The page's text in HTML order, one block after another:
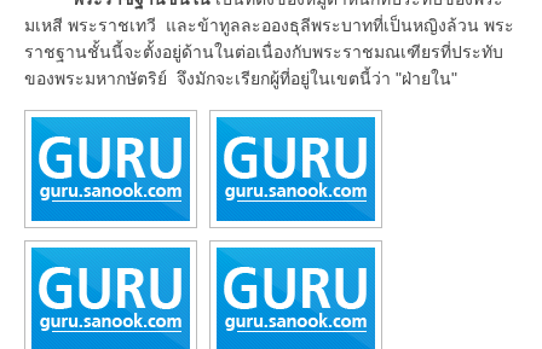
มเหสี พระราชเทวี และข้าทูลละอองธุลีพระบาทที่เป็นหญิงล้วน พระ
ราชฐานชั้นนี้จะตั้งอยู่ด้านในต่อเนื่องกับพระราชมณเฑียรที่ประทับ
ของพระมหากษัตริย์ จึงมักจะเรียกผู้ที่อยู่ในเขตนี้ว่า "ฝ่ายใน"